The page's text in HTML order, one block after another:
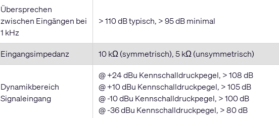
Übersprechen
zwischen Eingängen bei
1 kHz
> 110 dB typisch, > 95 dB minimal
Eingangsimpedanz 10 kΩ (symmetrisch), 5 kΩ (unsymmetrisch)
Dynamikbereich
Signaleingang
@ +24 dBu Kennschalldruckpegel, > 108 dB
@ +10 dBu Kennschalldruckpegel, > 105 dB
@ -10 dBu Kennschalldruckpegel, > 100 dB
@ -36 dBu Kennschalldruckpegel, > 80 dB